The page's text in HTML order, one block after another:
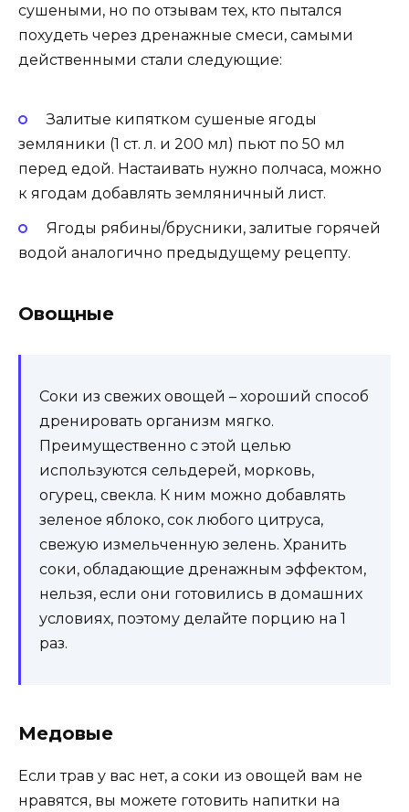
сушеными, но по отзывам тех, кто пытался
похудеть через дренажные смеси, самыми
действенными стали следующие:
Залитые кипятком сушеные ягоды
земляники (1 ст. л. и 200 мл) пьют по 50 мл
перед едой. Настаивать нужно полчаса, можно
к ягодам добавлять земляничный лист.
Ягоды рябины/брусники, залитые горячей
водой аналогично предыдущему рецепту.
Овощные
Соки из свежих овощей – хороший способ
дренировать организм мягко.
Преимущественно с этой целью
используются сельдерей, морковь,
огурец, свекла. К ним можно добавлять
зеленое яблоко, сок любого цитруса,
свежую измельченную зелень. Хранить
соки, обладающие дренажным эффектом,
нельзя, если они готовились в домашних
условиях, поэтому делайте порцию на 1
раз.
Медовые
Если трав у вас нет, а соки из овощей вам не
нравятся, вы можете готовить напитки на